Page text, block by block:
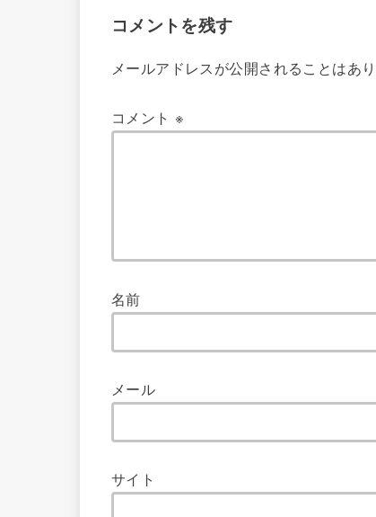
コメントを残す
メールアドレスが公開されることはあり
コメント※
名前
メール
サイト